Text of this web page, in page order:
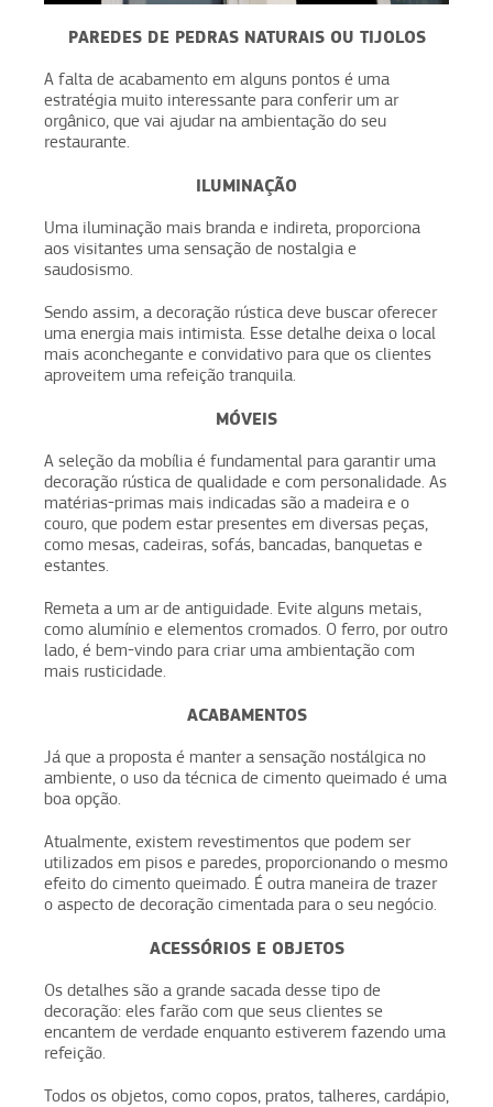
PAREDES DE PEDRAS NATURAIS OU TIJOLOS
A falta de acabamento em alguns pontos é uma
estratégia muito interessante para conferir um ar
orgânico, que vai ajudar na ambientação do seu
restaurante.
ILUMINAÇÃO
Uma iluminação mais branda e indireta, proporciona
aos visitantes uma sensação de nostalgia e
saudosismo.
Sendo assim, a decoração rústica deve buscar oferecer
uma energia mais intimista. Esse detalhe deixa o local
mais aconchegante e convidativo para que os clientes
aproveitem uma refeição tranquila.
MÓVEIS
A seleção da mobília é fundamental para garantir uma
decoração rústica de qualidade e com personalidade. As
matérias-primas mais indicadas são a madeira e o
couro, que podem estar presentes em diversas peças,
como mesas, cadeiras, sofás, bancadas, banquetas e
estantes.
Remeta a um ar de antiguidade. Evite alguns metais,
como alumínio e elementos cromados. O ferro, por outro
lado, é bem-vindo para criar uma ambientação com
mais rusticidade.
ACABAMENTOS
Já que a proposta é manter a sensação nostálgica no
ambiente, o uso da técnica de cimento queimado é uma
boa opção.
Atualmente, existem revestimentos que podem ser
utilizados em pisos e paredes, proporcionando o mesmo
efeito do cimento queimado. É outra maneira de trazer
o aspecto de decoração cimentada para o seu negócio.
ACESSÓRIOS E OBJETOS
Os detalhes são a grande sacada desse tipo de
decoração: eles farão com que seus clientes se
encantem de verdade enquanto estiverem fazendo uma
refeição.
Todos os objetos, como copos, pratos, talheres, cardápio,